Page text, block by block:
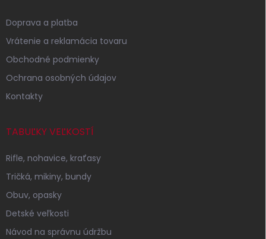
Doprava a platba
Vrátenie a reklamácia tovaru
Obchodné podmienky
Ochrana osobných údajov
Kontakty
TABUĽKY VEĽKOSTÍ
Rifle, nohavice, kraťasy
Tričká, mikiny, bundy
Obuv, opasky
Detské veľkosti
Návod na správnu údržbu